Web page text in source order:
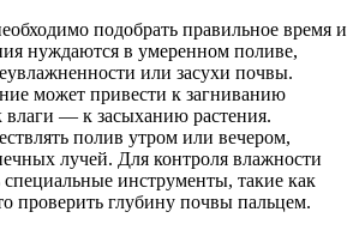
подобрать правильное время и
нуждаются в умеренном поливе,
или засухи почвы.
может привести к загниванию
влаги — к засыханию растения.
полив утром или вечером,
лучей. Для контроля влажности
инструменты, такие как
проверить глубину почвы пальцем.